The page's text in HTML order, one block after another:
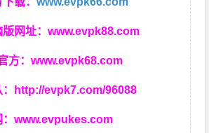
版网址：www.evpk88.com
方：www.evpk68.com
http://evpk7.com/96088
：www.evpukes.com